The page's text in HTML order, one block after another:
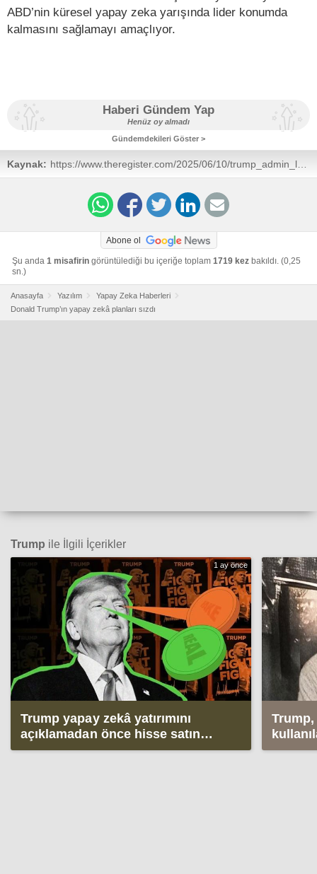
ABD’nin küresel yapay zeka yarışında lider konumda
kalmasını sağlamayı amaçlıyor.
Haberi Gündem Yap
Henüz oy almadı
Gündemdekileri Göster >
Kaynak:
Abone ol
Şu anda 1 misafirin görüntülediği bu içeriğe toplam 1719 kez bakıldı. (0,25
sn.)
Anasayfa Yazılım
Yapay Zeka Haberleri
Donald Trump’ın yapay zekâ planları sızdı
Trump ile İlgili İçerikler
1 ay önce
Trump yapay zekâ yatırımını
açıklamadan önce hisse satın
almış